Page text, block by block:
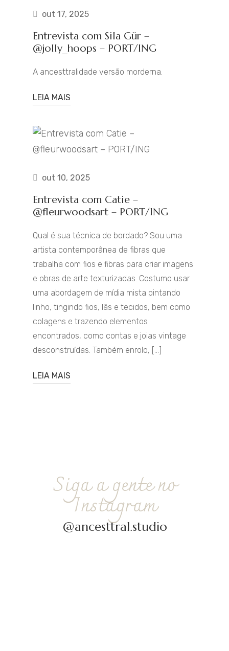
out 17, 2025
Entrevista com Sila Gür –
@jolly_hoops – PORT/ING
A ancesttralidade versão morderna.
LEIA MAIS
out 10, 2025
Entrevista com Catie –
@fleurwoodsart – PORT/ING
Qual é sua técnica de bordado? Sou uma
artista contemporânea de fibras que
trabalha com fios e fibras para criar imagens
e obras de arte texturizadas. Costumo usar
uma abordagem de mídia mista pintando
linho, tingindo fios, lãs e tecidos, bem como
colagens e trazendo elementos
encontrados, como contas e joias vintage
desconstruídas. Também enrolo, […]
LEIA MAIS
Siga a gente no
Instagram
@ancesttral.studio